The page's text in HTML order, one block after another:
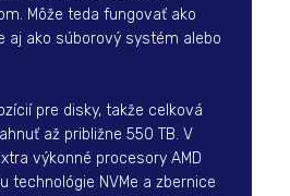
Môže teda fungovať ako
aj ako súborový systém alebo
pre disky, takže celková
až približne 550 TB. V
výkonné procesory AMD
technológie NVMe a zbernice